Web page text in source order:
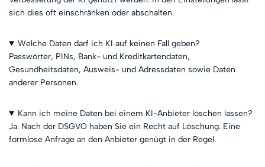
sich dies oft einschränken oder abschalten.
Welche Daten darf ich KI auf keinen Fall geben?
Passwörter, PINs, Bank- und Kreditkartendaten,
Gesundheitsdaten, Ausweis- und Adressdaten sowie Daten
anderer Personen.
Kann ich meine Daten bei einem KI-Anbieter löschen lassen?
Ja. Nach der DSGVO haben Sie ein Recht auf Löschung. Eine
formlose Anfrage an den Anbieter genügt in der Regel.